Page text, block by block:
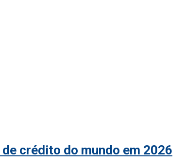
crédito do mundo em 2026